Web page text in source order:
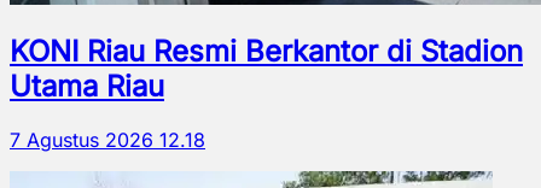
KONI Riau Resmi Berkantor di Stadion
Utama Riau
7 Agustus 2026 12.18